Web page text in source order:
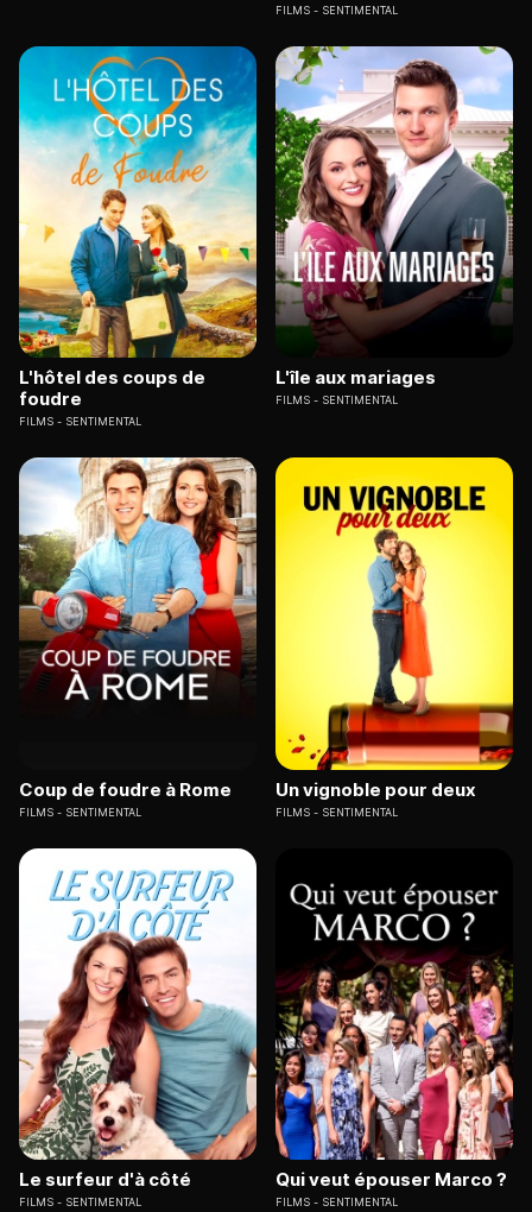
FILMS SENTIMENTAL
L'hôtel des coups de
foudre
FILMS SENTIMENTAL
L'île aux mariages
FILMS SENTIMENTAL
Coup de foudre à Rome
FILMS SENTIMENTAL
Un vignoble pour deux
FILMS SENTIMENTAL
Le surfeur d'à côté
FILMS SENTIMENTAL
Qui veut épouser Marco ?
FILMS SENTIMENTAL